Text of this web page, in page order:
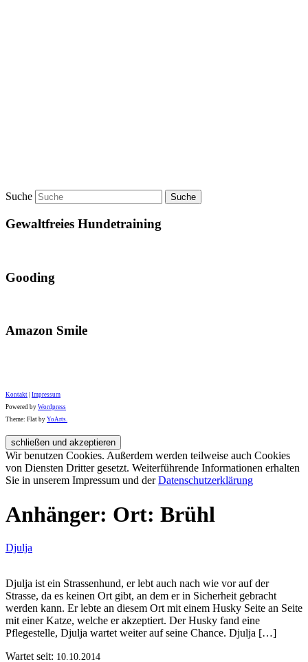
Suche
Gewaltfreies Hundetraining
Gooding
Amazon Smile
Kontakt Impressum
Powered by Wordpress
Theme: Flat by YoArts.
Wir benutzen Cookies. Außerdem werden teilweise auch Cookies
von Diensten Dritter gesetzt. Weiterführende Informationen erhalten
Sie in unserem Impressum und derDatenschutzerklärung
Anhänger: Ort: Brühl
Djulja
Djulja ist ein Strassenhund, er lebt auch nach wie vor auf der
Strasse, da es keinen Ort gibt, an dem er in Sicherheit gebracht
werden kann. Er lebte an diesem Ort mit einem Husky Seite an Seite
mit einer Katze, welche er akzeptiert. Der Husky fand eine
Pflegestelle, Djulja wartet weiter auf seine Chance. Djulja […]
Wartet seit: 10.10.2014